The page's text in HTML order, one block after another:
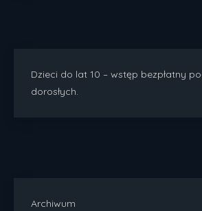
Dzieci do lat 10 – wstęp bezpłatny
dorosłych.
Archiwum